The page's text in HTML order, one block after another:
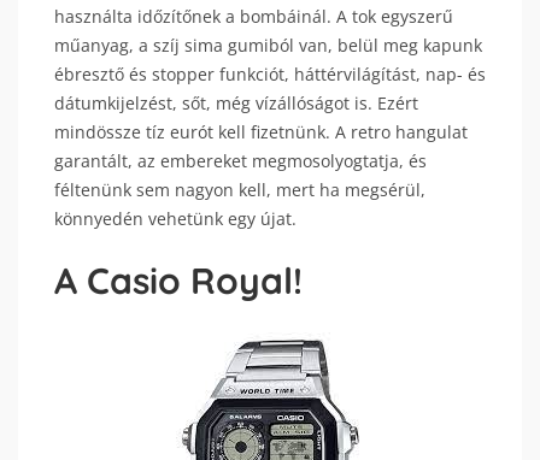
használta időzítőnek a bombáinál. A tok egyszerű
műanyag, a szíj sima gumiból van, belül meg kapunk
ébresztő és stopper funkciót, háttérvilágítást, nap- és
dátumkijelzést, sőt, még vízállóságot is. Ezért
mindössze tíz eurót kell fizetnünk. A retro hangulat
garantált, az embereket megmosolyogtatja, és
féltenünk sem nagyon kell, mert ha megsérül,
könnyedén vehetünk egy újat.
A Casio Royal!